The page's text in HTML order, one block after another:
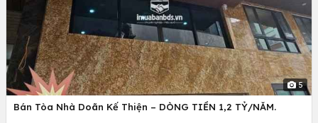
5
Bán Tòa Nhà Doãn Kế Thiện – DÒNG TIỀN 1,2 TỶ/NĂM.